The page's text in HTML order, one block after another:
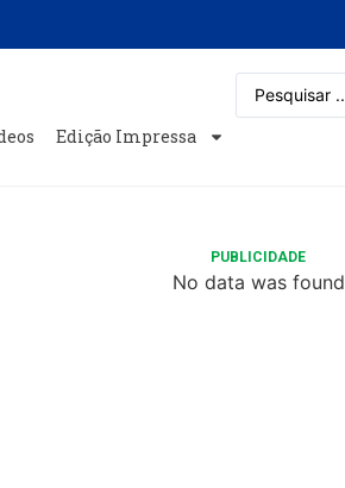
Edição Impressa
PUBLICIDADE
No data was found